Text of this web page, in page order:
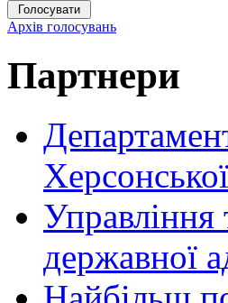
Архів голосувань
Партнери
Управління
державної